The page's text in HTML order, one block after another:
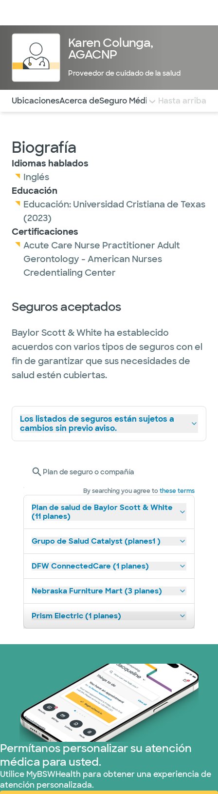
Karen Colunga,
AGACNP
Proveedor de cuidado de la salud
Utilice esta navegación para saltar rápidamente a
UbicacionesAcerca deSeguro Médico COMENTARIOS
Hasta arriba
Biografía
Idiomas hablados
Inglés
Educación
Educación: Universidad Cristiana de Texas
(2023)
Certificaciones
Acute Care Nurse Practitioner Adult
Gerontology - American Nurses
Credentialing Center
Seguros aceptados
Baylor Scott & White ha establecido
acuerdos con varios tipos de seguros con el
fin de garantizar que sus necesidades de
salud estén cubiertas.
Los listados de seguros están sujetos a
cambios sin previo aviso.
Plan de seguro o compañía
By searching you agree tothese terms
Plan de salud de Baylor Scott & White
(11 planes)
Grupo de Salud Catalyst (planes1 )
DFW ConnectedCare (1 planes)
Nebraska Furniture Mart (3 planes)
Prism Electric (1 planes)
Permítanos personalizar su atención
médica para usted.
Utilice MyBSWHealth para obtener una experiencia de
atención personalizada.